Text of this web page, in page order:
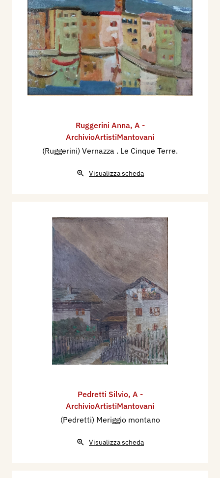
Ruggerini Anna, A -
ArchivioArtistiMantovani
(Ruggerini) Vernazza . Le Cinque Terre.
Visualizza scheda
Pedretti Silvio, A -
ArchivioArtistiMantovani
(Pedretti) Meriggio montano
Visualizza scheda